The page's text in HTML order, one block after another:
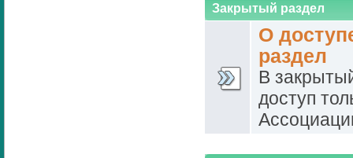
Закрытый раздел
О
раздел
В
доступ